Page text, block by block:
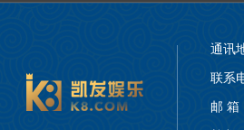
通讯
联系
邮 箱